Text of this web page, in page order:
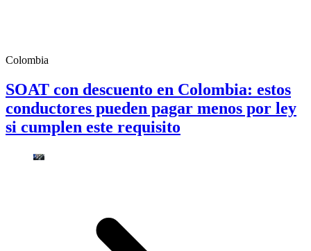
Colombia
SOAT con descuento en Colombia: estos
conductores pueden pagar menos por ley
si cumplen este requisito